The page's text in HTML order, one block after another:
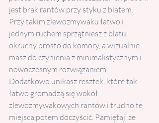
jest brak rantów przy styku z blatem.
Przy takim zlewozmywaku łatwo i
jednym ruchem sprzątniesz z blatu
okruchy prosto do komory, a wizualnie
masz do czynienia z minimalistycznym i
nowoczesnym rozwiązaniem.
Dodatkowo unikasz resztek, które tak
łatwo gromadzą się wokół
zlewozmywakowych rantów i trudno te
miejsca potem doczyścić. Pamiętaj, że